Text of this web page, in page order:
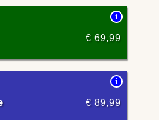
i
€ 69,99
i
€ 89,99